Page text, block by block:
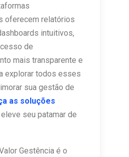
oferecem relatórios
intuitivos,
de
mais transparente e
explorar todos esses
sua gestão de
as soluções
seu patamar de
Gestência é o